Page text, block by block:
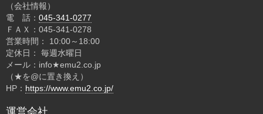
（会社情報）
電 話： 045-341-0277
ＦＡＸ：045-341-0278
営業時間： 10:00～18:00
定休日： 毎週水曜日
メール：info★emu2.co.jp
（★を@に置き換え）
HP： https://www.emu2.co.jp/
運営会社